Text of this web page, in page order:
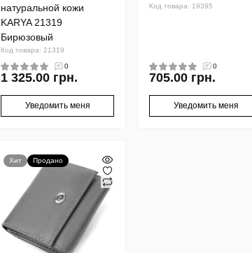
натуральной кожи
KARYA 21319
Бирюзовый
Код товара: 21319
0
1 325.00 грн.
Уведомить меня
Код товара: 19395
0
705.00 грн.
Уведомить меня
Хит Продано